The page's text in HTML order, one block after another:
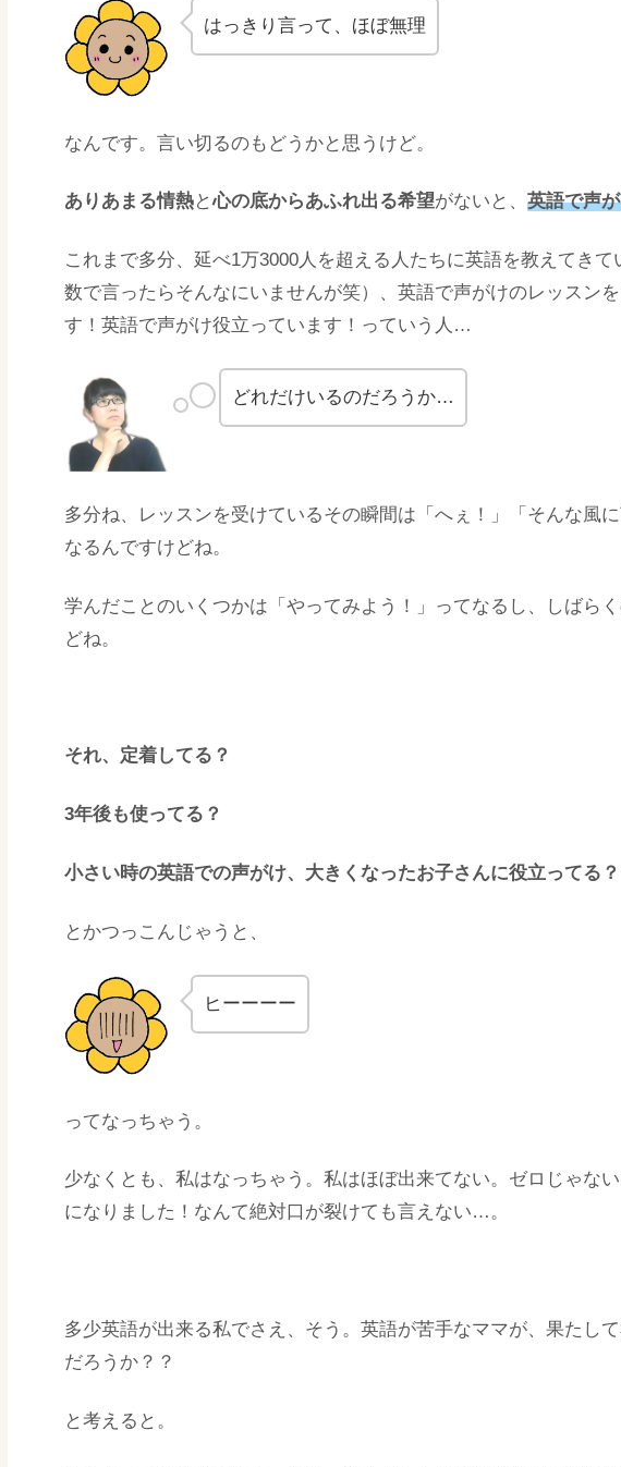
はっきり言って、ほぼ無理
なんです。言い切るのもどうかと思うけど。
ありあまる情熱と心の底からあふれ出る希望がないと、 英語で声
これまで多分、延べ1万3000人を超える人たちに英語を教えてきて
数で言ったらそんなにいませんが笑）、英語で声がけのレッスン
す！英語で声がけ役立っています！っていう人…
どれだけいるのだろうか…
多分ね、レッスンを受けているその瞬間は「へぇ！」「そんな風
なるんですけどね。
学んだことのいくつかは「やってみよう！」ってなるし、しばら
どね。
それ、定着してる？
3年後も使ってる？
小さい時の英語での声がけ、大きくなったお子さんに役立ってる？
とかつっこんじゃうと、
ヒーーーー
ってなっちゃう。
少なくとも、私はなっちゃう。私はほぼ出来てない。ゼロじゃな
になりました！なんて絶対口が裂けても言えない…。
多少英語が出来る私でさえ、そう。英語が苦手なママが、果たし
だろうか？？
と考えると。